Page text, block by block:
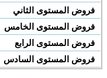
فروض المستوى الثاني
فروض المستوى الخامس
فروض المستوى الرابع
فروض المستوى السادس